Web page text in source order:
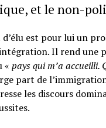
et le non-
d’élu est pour lui un
Il rend une
« pays qui m’a accueilli.
part de
les discours